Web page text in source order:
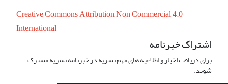
Creative Commons Attribution Non Commercial 4.0
International
اشتراک خبرنامه
برای دریافت اخبار و اطلاعیه های مهم نشریه در خبرنامه نشریه مشترک
شوید.